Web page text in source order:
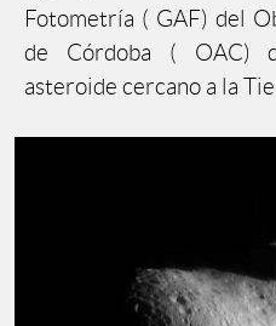
Fotometría ( GAF) del
de Córdoba ( OAC)
asteroide cercano a la